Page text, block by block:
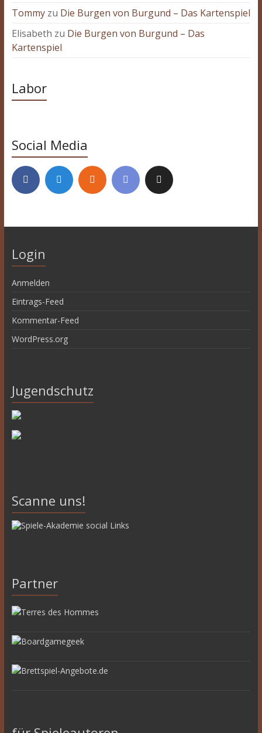
Tommyzu Die Burgen von Burgund – Das Kartenspiel
Elisabeth zu Die Burgen von Burgund – Das
Kartenspiel
Labor
Social Media
Login
Anmelden
Eintrags-Feed
Kommentar-Feed
WordPress.org
Jugendschutz
Scanne uns!
Partner